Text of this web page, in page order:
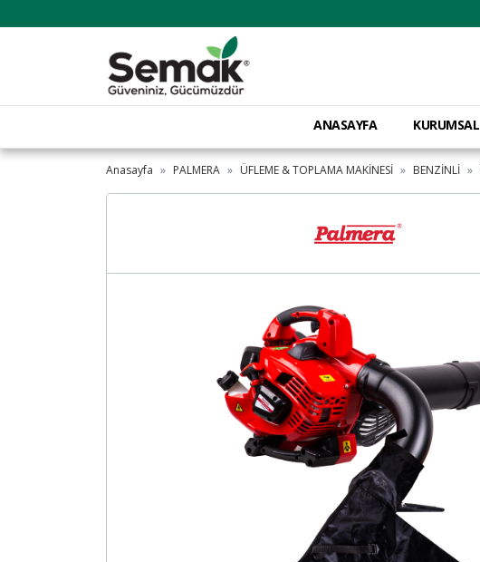
ANASAYFA KURUMSAL
Anasayfa PALMERA ÜFLEME & TOPLAMA MAKİNESİ BENZİNLİ